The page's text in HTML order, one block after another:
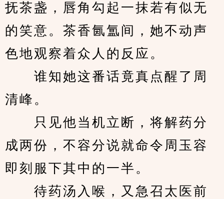
抚茶盏，唇角勾起一抹若有似无
的笑意。茶香氤氲间，她不动声
色地观察着众人的反应。
谁知她这番话竟真点醒了周
清峰。
只见他当机立断，将解药分
成两份，不容分说就命令周玉容
即刻服下其中的一半。
待药汤入喉，又急召太医前